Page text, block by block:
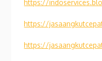
https://
https://
https://